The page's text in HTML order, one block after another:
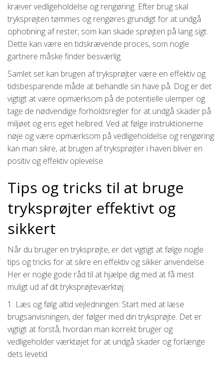
kræver vedligeholdelse og rengøring. Efter brug skal
tryksprøjten tømmes og rengøres grundigt for at undgå
ophobning af rester, som kan skade sprøjten på lang sigt.
Dette kan være en tidskrævende proces, som nogle
gartnere måske finder besværlig.
Samlet set kan brugen af tryksprøjter være en effektiv og
tidsbesparende måde at behandle sin have på. Dog er det
vigtigt at være opmærksom på de potentielle ulemper og
tage de nødvendige forholdsregler for at undgå skader på
miljøet og ens eget helbred. Ved at følge instruktionerne
nøje og være opmærksom på vedligeholdelse og rengøring
kan man sikre, at brugen af tryksprøjter i haven bliver en
positiv og effektiv oplevelse.
Tips og tricks til at bruge
tryksprøjter effektivt og
sikkert
Når du bruger en tryksprøjte, er det vigtigt at følge nogle
tips og tricks for at sikre en effektiv og sikker anvendelse.
Her er nogle gode råd til at hjælpe dig med at få mest
muligt ud af dit tryksprøjteværktøj:
1. Læs og følg altid vejledningen: Start med at læse
brugsanvisningen, der følger med din tryksprøjte. Det er
vigtigt at forstå, hvordan man korrekt bruger og
vedligeholder værktøjet for at undgå skader og forlænge
dets levetid.